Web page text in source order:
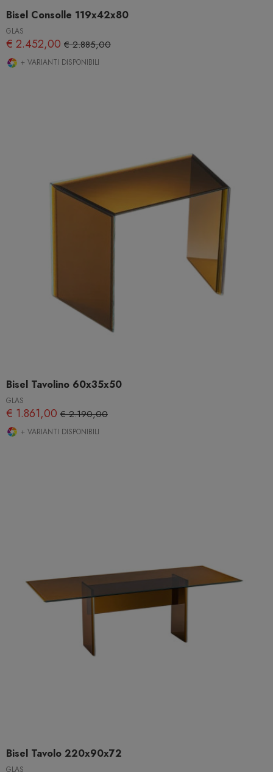
Bisel Consolle 119x42x80
GLAS
€ 2.452,00 € 2.885,00
+ VARIANTI DISPONIBILI
Bisel Tavolino 60x35x50
GLAS
€ 1.861,00 € 2.190,00
+ VARIANTI DISPONIBILI
Bisel Tavolo 220x90x72
GLAS